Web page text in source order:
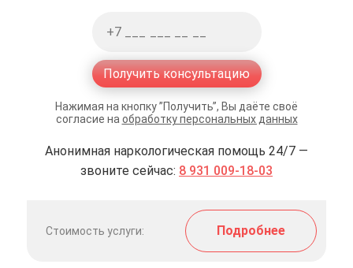
Получить консультацию
Нажимая на кнопку ”Получить”, Вы даёте своё
согласие на обработку персональных данных
Анонимная наркологическая помощь 24/7 —
звоните сейчас: 8 931 009-18-03
Стоимость услуги: Подробнее